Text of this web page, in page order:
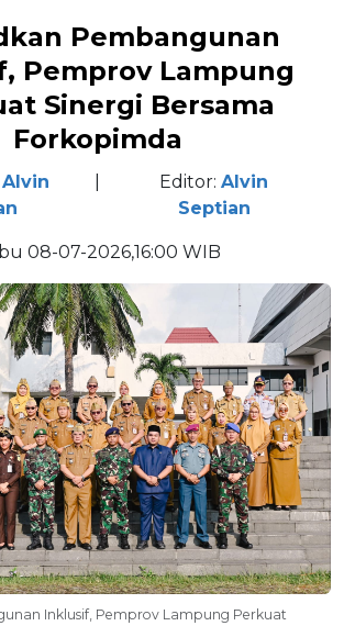
Pembangunan
Pemprov Lampung
Sinergi Bersama
Forkopimda
Alvin
Editor:Alvin
Septian
08-07-2026,16:00 WIB
Inklusif, Pemprov Lampung Perkuat